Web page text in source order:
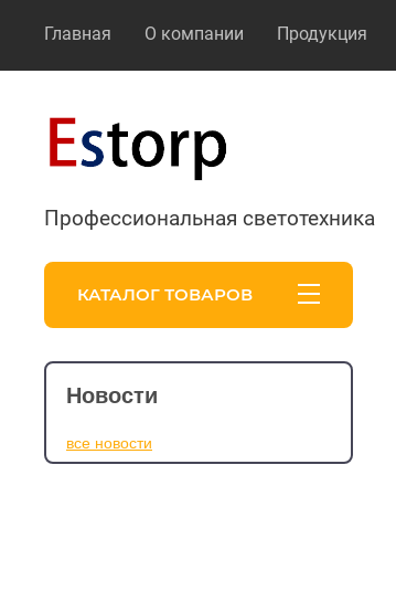
Главная О компании Продукция
Профессиональная светотехника
КАТАЛОГ ТОВАРОВ
Новости
все новости